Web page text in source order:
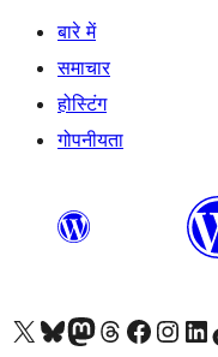
बारे में
समाचार
होस्टिंग
गोपनीयता
Visit our X (formerly Twitter) account
हमारे बलुस्की खाते पर जाएँVisit our Mastodon account
हमारे थ्रेड्स अकाउंट पर जाएंहमारे फेसबुक पेज पर जाएँहमारे इंस्टाग्राम अकाउंट पर जाएंहमारे लिंक्डइन खाते पर जाएँ